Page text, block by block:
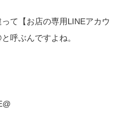
て【お店の専用LINEアカウ
呼ぶんですよね。